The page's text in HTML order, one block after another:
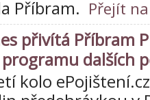
Příbram. Přejít
přivítá Příbram
dalších
kolo